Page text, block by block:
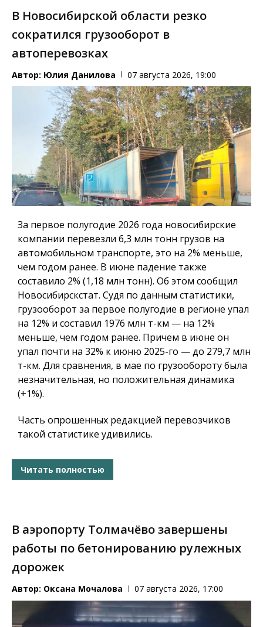
В Новосибирской области резко
сократился грузооборот в
автоперевозках
Автор: Юлия Данилова 07 августа 2026, 19:00
За первое полугодие 2026 года новосибирские
компании перевезли 6,3 млн тонн грузов на
автомобильном транспорте, это на 2% меньше,
чем годом ранее. В июне падение также
составило 2% (1,18 млн тонн). Об этом сообщил
Новосибирскстат. Судя по данным статистики,
грузооборот за первое полугодие в регионе упал
на 12% и составил 1976 млн т-км — на 12%
меньше, чем годом ранее. Причем в июне он
упал почти на 32% к июню 2025-го — до 279,7 млн
т-км. Для сравнения, в мае по грузообороту была
незначительная, но положительная динамика
(+1%).
Часть опрошенных редакцией перевозчиков
такой статистике удивились.
Читать полностью
В аэропорту Толмачёво завершены
работы по бетонированию рулежных
дорожек
Автор: Оксана Мочалова 07 августа 2026, 17:00